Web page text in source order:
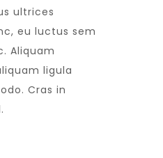
ultrices
eu luctus sem
Aliquam
ligula
Cras in